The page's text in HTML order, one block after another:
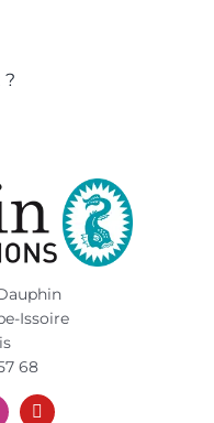
Issoire
68